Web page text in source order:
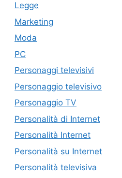
Legge
Marketing
Moda
PC
Personaggi televisivi
Personaggio televisivo
Personaggio TV
Personalità di Internet
Personalità Internet
Personalità su Internet
Personalità televisiva